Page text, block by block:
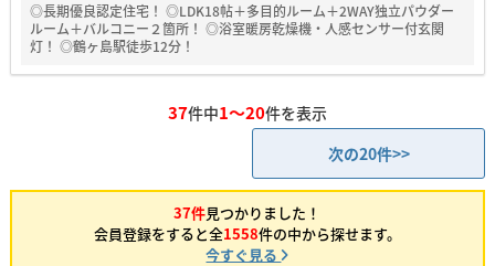
◎長期優良認定住宅！ ◎LDK18帖＋多目的ルーム＋2WAY独立パウダー
ルーム＋バルコニー２箇所！ ◎浴室暖房乾燥機・人感センサー付玄関
灯！ ◎鶴ヶ島駅徒歩12分！
37件中1～20件を表示
次の20件>>
37件見つかりました！
会員登録をすると全1558件の中から探せます。
今すぐ見る